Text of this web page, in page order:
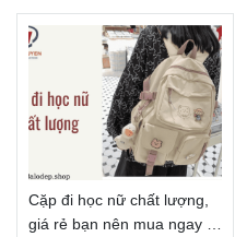
hiểu biết hơn, và họ muốn
sở hữu một chiếc balo thẩm
mỹ, vừa mang lại sự thoải
mái cho họ và vừa đẹp mắt.
Vậy trước khi mua balo đi
học bạn cần biết những gì,
hãy theo dõi bài viết dưới
đây nhé!
Balodep.shop|Chuyên Balo-
Túi xách–Vali đẹp.
Cặp đi học nữ chất lượng,
giá rẻ bạn nên mua ngay -